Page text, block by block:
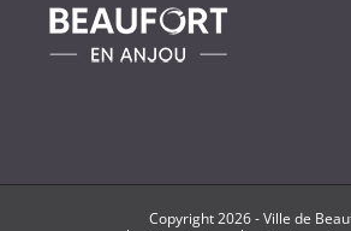
Copyright2026 -Ville de